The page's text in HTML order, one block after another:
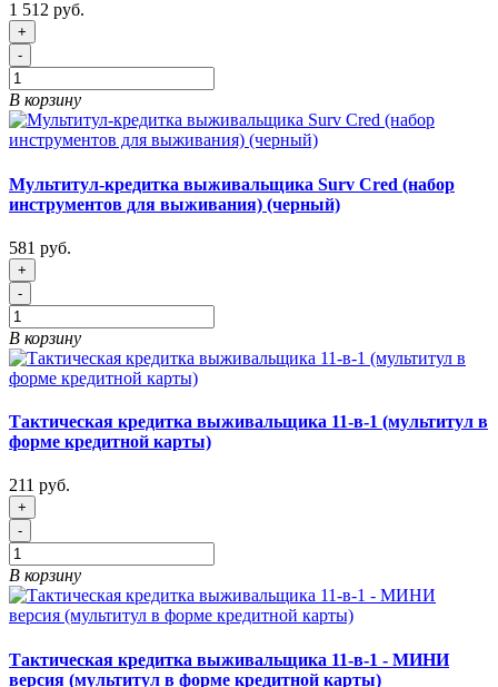
1 512 руб.
+
-
В корзину
Мультитул-кредитка выживальщика Surv Cred (набор
инструментов для выживания) (черный)
581 руб.
+
-
В корзину
Тактическая кредитка выживальщика 11-в-1 (мультитул в
форме кредитной карты)
211 руб.
+
-
В корзину
Тактическая кредитка выживальщика 11-в-1 - МИНИ
версия (мультитул в форме кредитной карты)